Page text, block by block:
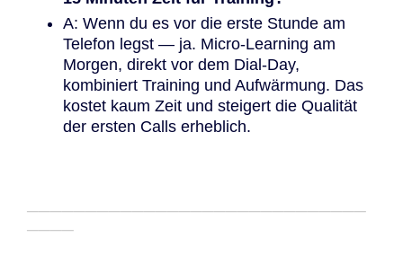
A: Wenn du es vor die erste Stunde am
Telefon legst — ja. Micro-Learning am
Morgen, direkt vor dem Dial-Day,
kombiniert Training und Aufwärmung. Das
kostet kaum Zeit und steigert die Qualität
der ersten Calls erheblich.
─────────────────────────────
────